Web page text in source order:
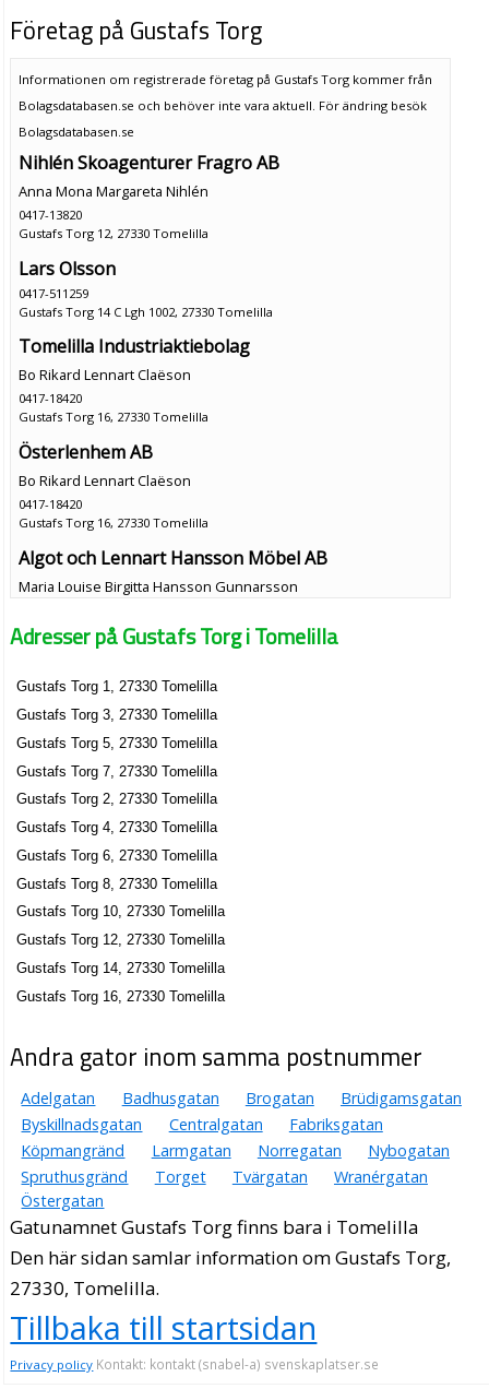
Företag på Gustafs Torg
Informationen om registrerade företag på Gustafs Torg kommer från
Bolagsdatabasen.se och behöver inte vara aktuell. För ändring besök
Bolagsdatabasen.se
Nihlén Skoagenturer Fragro AB
Anna Mona Margareta Nihlén
0417-13820
Gustafs Torg 12, 27330 Tomelilla
Lars Olsson
0417-511259
Gustafs Torg 14 C Lgh 1002, 27330 Tomelilla
Tomelilla Industriaktiebolag
Bo Rikard Lennart Claëson
0417-18420
Gustafs Torg 16, 27330 Tomelilla
Österlenhem AB
Bo Rikard Lennart Claëson
0417-18420
Gustafs Torg 16, 27330 Tomelilla
Algot och Lennart Hansson Möbel AB
Maria Louise Birgitta Hansson Gunnarsson
Gustafs Torg 3, 27330 Tomelilla
Gustafs Torg 5, 27330 Tomelilla
Allan Andersson
Nils Allan Johan Andersson
0417-511895
Gustafs Torg 7 Lgh 1002, 27330 Tomelilla
Adresser på Gustafs Torg i Tomelilla
Gustafs Torg 1, 27330 Tomelilla
Gustafs Torg 3, 27330 Tomelilla
Gustafs Torg 5, 27330 Tomelilla
Gustafs Torg 7, 27330 Tomelilla
Gustafs Torg 2, 27330 Tomelilla
Gustafs Torg 4, 27330 Tomelilla
Gustafs Torg 6, 27330 Tomelilla
Gustafs Torg 8, 27330 Tomelilla
Gustafs Torg 10, 27330 Tomelilla
Gustafs Torg 12, 27330 Tomelilla
Gustafs Torg 14, 27330 Tomelilla
Gustafs Torg 16, 27330 Tomelilla
Andra gator inom samma postnummer
Adelgatan Badhusgatan Brogatan
Brüdigamsgatan
Byskillnadsgatan
Centralgatan
Fabriksgatan
Köpmangränd
Larmgatan Norregatan
Nybogatan
Spruthusgränd
Torget Tvärgatan
Wranérgatan
Östergatan
Gatunamnet Gustafs Torg finns bara i Tomelilla
Den här sidan samlar information om Gustafs Torg,
27330, Tomelilla.
Tillbaka till startsidan
Privacy policy Kontakt: kontakt (snabel-a) svenskaplatser.se